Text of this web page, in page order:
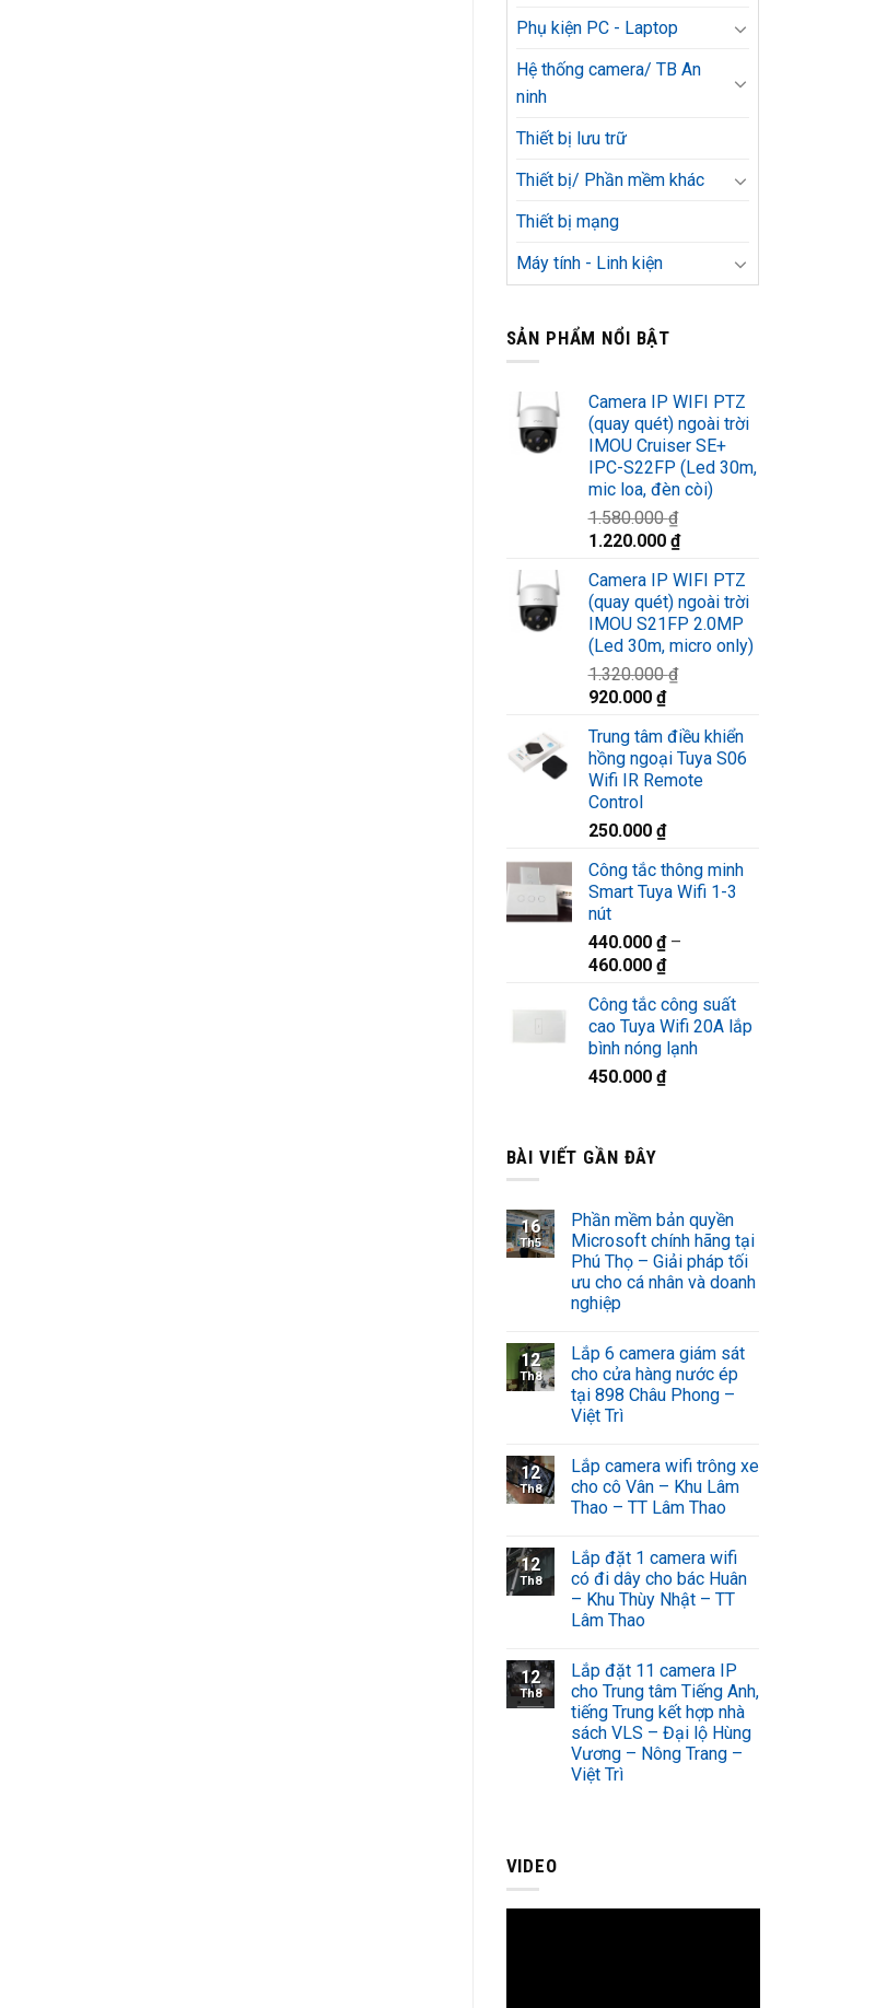
Phụ kiện PC - Laptop
Hệ thống camera/ TB An
ninh
Thiết bị lưu trữ
Thiết bị/ Phần mềm khác
Thiết bị mạng
Máy tính - Linh kiện
SẢN PHẨM NỔI BẬT
Camera IP WIFI PTZ
(quay quét) ngoài trời
IMOU Cruiser SE+
IPC-S22FP (Led 30m,
mic loa, đèn còi)
1.580.000₫
Giá
là:
1.580.000 ₫.
1.220.000 ₫Giá
tại
là:
1.220.000 ₫.
Camera IP WIFI PTZ
(quay quét) ngoài trời
IMOU S21FP 2.0MP
(Led 30m, micro only)
1.320.000₫
Giá
là:
1.320.000 ₫.
920.000 ₫Giá
tại
là:
920.000 ₫.
Trung tâm điều khiển
hồng ngoại Tuya S06
Wifi IR Remote
Control
250.000 ₫
Công tắc thông minh
Smart Tuya Wifi 1-3
nút
440.000 ₫–
460.000 ₫
Công tắc công suất
cao Tuya Wifi 20A lắp
bình nóng lạnh
450.000 ₫
BÀI VIẾT GẦN ĐÂY
16
Th5
Phần mềm bản quyền
Microsoft chính hãng tại
Phú Thọ – Giải pháp tối
ưu cho cá nhân và doanh
nghiệp
12
Th8
Lắp 6 camera giám sát
cho cửa hàng nước ép
tại 898 Châu Phong –
Việt Trì
12
Th8
Lắp camera wifi trông xe
cho cô Vân – Khu Lâm
Thao – TT Lâm Thao
12
Th8
Lắp đặt 1 camera wifi
có đi dây cho bác Huân
– Khu Thùy Nhật – TT
Lâm Thao
12
Th8
Lắp đặt 11 camera IP
cho Trung tâm Tiếng Anh,
tiếng Trung kết hợp nhà
sách VLS – Đại lộ Hùng
Vương – Nông Trang –
Việt Trì
VIDEO